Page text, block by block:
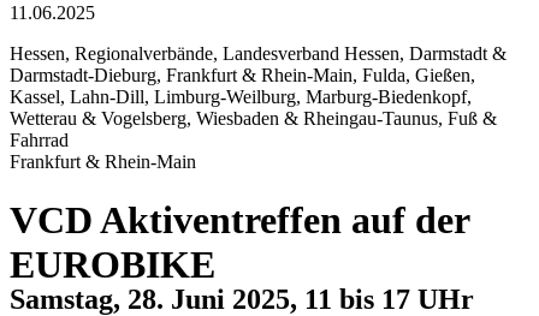
11.06.2025
Hessen, Regionalverbände, Landesverband Hessen, Darmstadt &
Darmstadt-Dieburg, Frankfurt & Rhein-Main, Fulda, Gießen,
Kassel, Lahn-Dill, Limburg-Weilburg, Marburg-Biedenkopf,
Wetterau & Vogelsberg, Wiesbaden & Rheingau-Taunus, Fuß &
Fahrrad
Frankfurt & Rhein-Main
VCD Aktiventreffen auf der
EUROBIKE
Samstag, 28. Juni 2025, 11 bis 17 UHr